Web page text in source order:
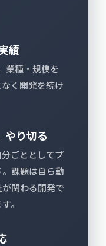
績
業種・規模を
く開発を続け
やり切る
ごととしてプ
課題は自ら動
関わる開発で
。